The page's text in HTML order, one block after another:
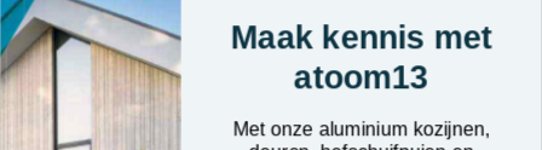
E: info@atoom13.nl
Over ons
Kennisbank
Contact
Maak kennis met
atoom13
Met onze aluminium kozijnen,